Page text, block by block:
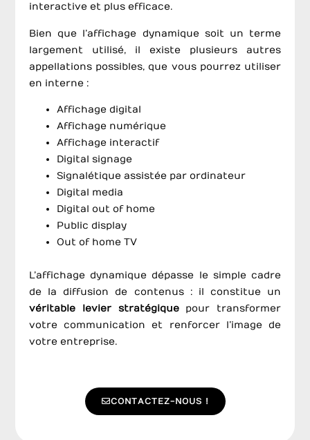
interactive et plus efficace.
Bien que l’affichage dynamique soit un terme
largement utilisé, il existe plusieurs autres
appellations possibles, que vous pourrez utiliser
en interne :
Affichage digital
Affichage numérique
Affichage interactif
Digital signage
Signalétique assistée par ordinateur
Digital media
Digital out of home
Public display
Out of home TV
L’affichage dynamique dépasse le simple cadre
de la diffusion de contenus : il constitue un
véritable levier stratégiquepour transformer
votre communication et renforcer l’image de
votre entreprise.
CONTACTEZ-NOUS !